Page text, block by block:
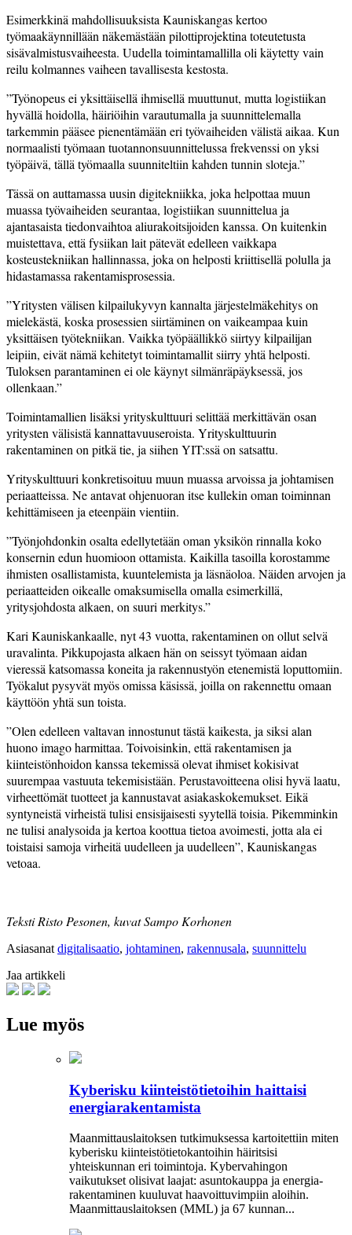
Esimerkkinä mahdollisuuksista Kauniskangas kertoo
työmaakäynnillään näkemästään pilottiprojektina toteutetusta
sisävalmistusvaiheesta. Uudella toimintamallilla oli käytetty vain
reilu kolmannes vaiheen tavallisesta kestosta.
”Työnopeus ei yksittäisellä ihmisellä muuttunut, mutta logistiikan
hyvällä hoidolla, häiriöihin varautumalla ja suunnittelemalla
tarkemmin pääsee pienentämään eri työvaiheiden välistä aikaa. Kun
normaalisti työmaan tuotannonsuunnittelussa frekvenssi on yksi
työpäivä, tällä työmaalla suunniteltiin kahden tunnin sloteja.”
Tässä on auttamassa uusin digitekniikka, joka helpottaa muun
muassa työvaiheiden seurantaa, logistiikan suunnittelua ja
ajantasaista tiedonvaihtoa aliurakoitsijoiden kanssa. On kuitenkin
muistettava, että fysiikan lait pätevät edelleen vaikkapa
kosteustekniikan hallinnassa, joka on helposti kriittisellä polulla ja
hidastamassa rakentamisprosessia.
”Yritysten välisen kilpailukyvyn kannalta järjestelmäkehitys on
mielekästä, koska prosessien siirtäminen on vaikeampaa kuin
yksittäisen työtekniikan. Vaikka työpäällikkö siirtyy kilpailijan
leipiin, eivät nämä kehitetyt toimintamallit siirry yhtä helposti.
Tuloksen parantaminen ei ole käynyt silmänräpäyksessä, jos
ollenkaan.”
Toimintamallien lisäksi yrityskulttuuri selittää merkittävän osan
yritysten välisistä kannattavuuseroista. Yrityskulttuurin
rakentaminen on pitkä tie, ja siihen YIT:ssä on satsattu.
Yrityskulttuuri konkretisoituu muun muassa arvoissa ja johtamisen
periaatteissa. Ne antavat ohjenuoran itse kullekin oman toiminnan
kehittämiseen ja eteenpäin vientiin.
”Työnjohdonkin osalta edellytetään oman yksikön rinnalla koko
konsernin edun huomioon ottamista. Kaikilla tasoilla korostamme
ihmisten osallistamista, kuuntelemista ja läsnäoloa. Näiden arvojen ja
periaatteiden oikealle omaksumisella omalla esimerkillä,
yritysjohdosta alkaen, on suuri merkitys.”
Kari Kauniskankaalle, nyt 43 vuotta, rakentaminen on ollut selvä
uravalinta. Pikkupojasta alkaen hän on seissyt työmaan aidan
vieressä katsomassa koneita ja rakennustyön etenemistä loputtomiin.
Työkalut pysyvät myös omissa käsissä, joilla on rakennettu omaan
käyttöön yhtä sun toista.
”Olen edelleen valtavan innostunut tästä kaikesta, ja siksi alan
huono imago harmittaa. Toivoisinkin, että rakentamisen ja
kiinteistönhoidon kanssa tekemissä olevat ihmiset kokisivat
suurempaa vastuuta tekemisistään. Perustavoitteena olisi hyvä laatu,
virheettömät tuotteet ja kannustavat asiakaskokemukset. Eikä
syntyneistä virheistä tulisi ensisijaisesti syytellä toisia. Pikemminkin
ne tulisi analysoida ja kertoa koottua tietoa avoimesti, jotta ala ei
toistaisi samoja virheitä uudelleen ja uudelleen”, Kauniskangas
vetoaa.
Teksti Risto Pesonen, kuvat Sampo Korhonen
Asiasanat digitalisaatio, johtaminen, rakennusala, suunnittelu
Jaa artikkeli
Lue myös
Kyberisku kiinteistötietoihin haittaisi
energiarakentamista
Maanmittauslaitoksen tutkimuksessa kartoitettiin miten
kyberisku kiinteistö­tietokantoihin häiritsisi
yhteiskunnan eri toimintoja. Kyber­vahingon
vaikutukset olisivat laajat: asuntokauppa ja energia­
rakentaminen kuuluvat haavoittuvimpiin aloihin.
Maanmittauslaitoksen (MML) ja 67 kunnan...